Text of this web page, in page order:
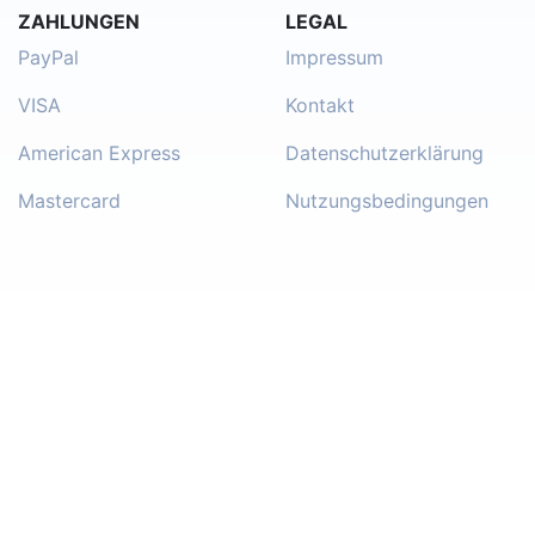
ZAHLUNGEN
PayPal
VISA
American Express
Mastercard
LEGAL
Impressum
Kontakt
Datenschutzerklärung
Nutzungsbedingungen